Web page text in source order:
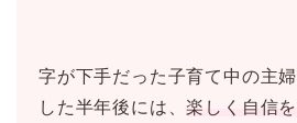
字が下手だった子育て中の主
した半年後には、楽しく自信